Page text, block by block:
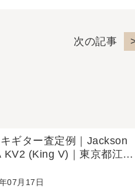
次の記事
ギター査定例｜Jackson
KV2 (King V)｜東京都江戸
07月17日